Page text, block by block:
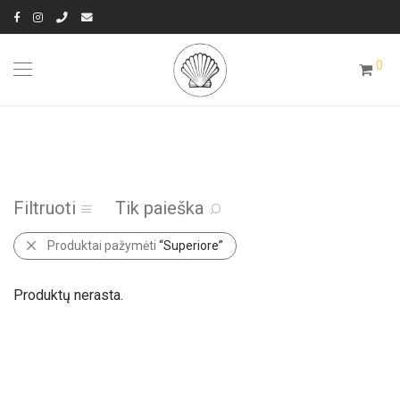
0
Filtruoti Tik paieška
Produktai pažymėti “Superiore”
Produktų nerasta.